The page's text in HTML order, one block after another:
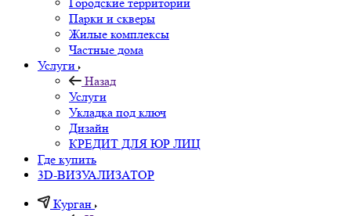
Парки и скверы
Жилые комплексы
Частные дома
Услуги
Назад
Услуги
Укладка под ключ
Дизайн
КРЕДИТ ДЛЯ ЮР ЛИЦ
Где купить
3D-ВИЗУАЛИЗАТОР
Курган